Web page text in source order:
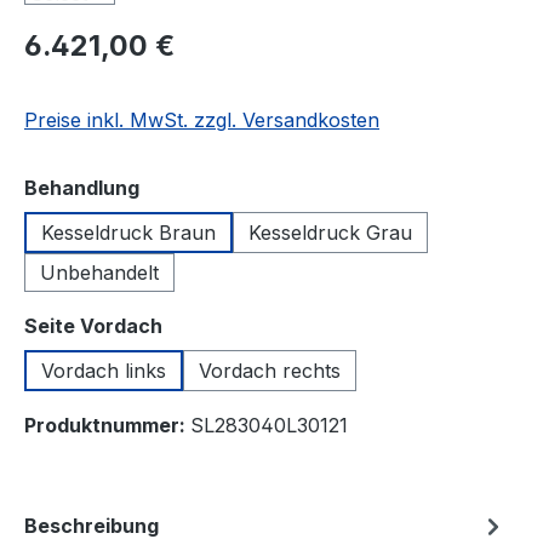
6.421,00 €
Preise inkl. MwSt. zzgl. Versandkosten
Behandlungauswählen
Kesseldruck Braun
Kesseldruck Grau
Unbehandelt
Seite Vordach
Vordach links
Vordach rechts
Produktnummer: SL283040L30121
Beschreibung